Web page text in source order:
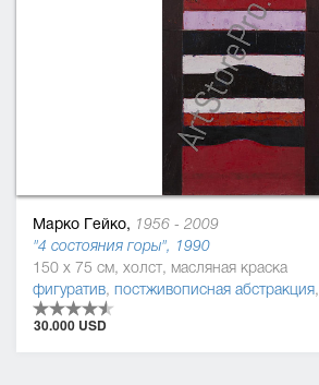
Марко Гейко, 1956 - 2009
"4 состояния горы", 1990
150 x 75 см, холст, масляная краска
фигуратив, постживописная абстракция,
30.000 USD